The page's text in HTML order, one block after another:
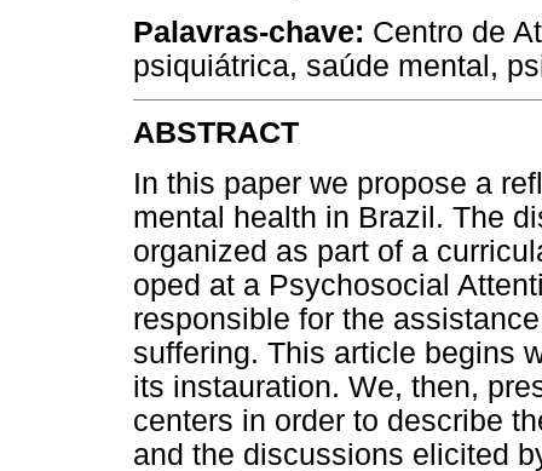
Palavras-chave: Centro de
psiquiátrica, saúde mental,
ABSTRACT
In this paper we propose a
mental health in Brazil. The
organized as part of a
oped at a Psychosocial
responsible for the
suffering. This article begins
its instauration. We, then,
centers in order to describe
and the discussions elicited